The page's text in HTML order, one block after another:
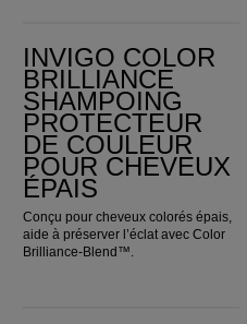
INVIGO COLOR
BRILLIANCE
SHAMPOING
PROTECTEUR
DE COULEUR
POUR CHEVEUX
ÉPAIS
Conçu pour cheveux colorés épais,
aide à préserver l’éclat avec Color
Brilliance-Blend™.